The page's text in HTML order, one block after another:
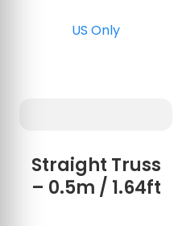
US Only
Straight Truss
– 0.5m / 1.64ft